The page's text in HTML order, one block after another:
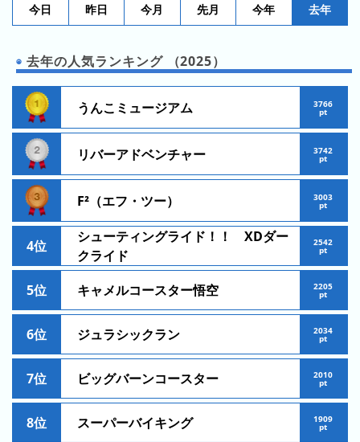
ー
覧
一
ラ
ク
シ
ョ
ン
一
覧
人
気
ン
キ
ン
グ
日
ラ
キ
ン
グ
昨
日
の
ラ
ン
キ
ン
今
月
の
キ
今日 昨日 今月 先月 今年 去年
去年の人気ランキング （2025）
うんこミュージアム 3766
pt
リバーアドベンチャー 3742
pt
F²（エフ・ツー） 3003
pt
4位
シューティングライド！！ XDダー
クライド
2542
pt
5位 キャメルコースター悟空 2205
pt
6位 ジュラシックラン 2034
pt
7位 ビッグバーンコースター 2010
pt
8位 スーパーバイキング 1909
pt